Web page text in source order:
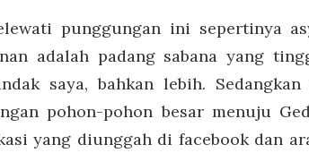
punggungan ini sepertinya
adalah padang sabana yang
saya, bahkan lebih.
pohon-pohon besar menuju
yang diunggah di facebook dan